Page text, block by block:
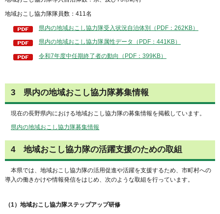
地域おこし協力隊隊員数：411名
県内の地域おこし協力隊受入状況自治体別（PDF：262KB）
県内の地域おこし協力隊属性データ（PDF：441KB）
令和7年度中任期終了者の動向（PDF：399KB）
3 県内の地域おこし協力隊募集情報
現在の長野県内における地域おこし協力隊の募集情報を掲載しています。
県内の地域おこし協力隊募集情報
4 地域おこし協力隊の活躍支援のための取組
本県では、地域おこし協力隊の活用促進や活躍を支援するため、市町村への
導入の働きかけや情報発信をはじめ、次のような取組を行っています。
（1）地域おこし協力隊ステップアップ研修